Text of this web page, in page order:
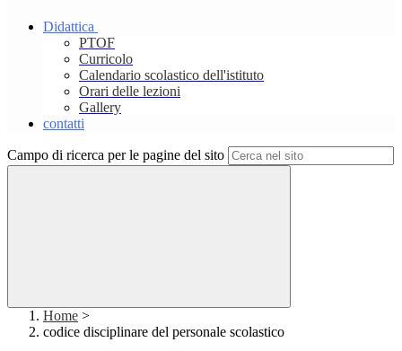
Didattica
PTOF
Curricolo
Calendario scolastico dell'istituto
Orari delle lezioni
Gallery
contatti
Campo di ricerca per le pagine del sito
Home >
codice disciplinare del personale scolastico